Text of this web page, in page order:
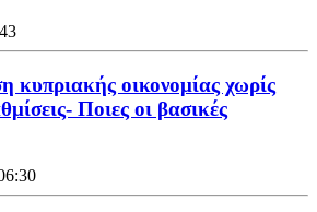
κυπριακής οικονομίας χωρίς
Ποιες οι βασικές